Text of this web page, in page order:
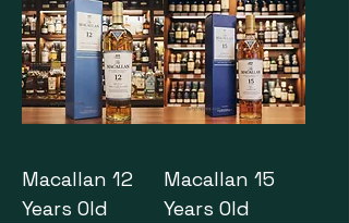
Macallan 12
Years Old
Macallan 15
Years Old